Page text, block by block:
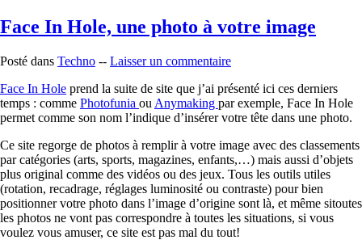
Face In Hole, une photo à votre image
Posté dans Techno -- Laisser un commentaire
Face In Hole prend la suite de site que j’ai présenté ici ces derniers
temps : comme Photofunia ou Anymaking par exemple, Face In Hole
permet comme son nom l’indique d’insérer votre tête dans une photo.
Ce site regorge de photos à remplir à votre image avec des classements
par catégories (arts, sports, magazines, enfants,…) mais aussi d’objets
plus original comme des vidéos ou des jeux. Tous les outils utiles
(rotation, recadrage, réglages luminosité ou contraste) pour bien
positionner votre photo dans l’image d’origine sont là, et même sitoutes
les photos ne vont pas correspondre à toutes les situations, si vous
voulez vous amuser, ce site est pas mal du tout!